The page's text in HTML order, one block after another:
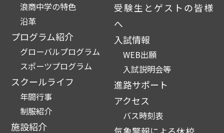
浪商中学の特色
沿革
プログラム紹介
グローバルプログラム
スポーツプログラム
スクールライフ
年間行事
制服紹介
施設紹介
受験生とゲストの皆様
へ
入試情報
WEB出願
入試説明会等
進路サポート
アクセス
バス時刻表